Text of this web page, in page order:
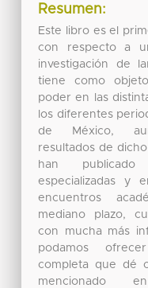
Resumen:
Este libro es el
con respecto a
investigación de
tiene como
poder en las
los diferentes
de México,
resultados de
han
especializadas y
encuentros
mediano plazo,
con mucha más
podamos
completa que dé
mencionado